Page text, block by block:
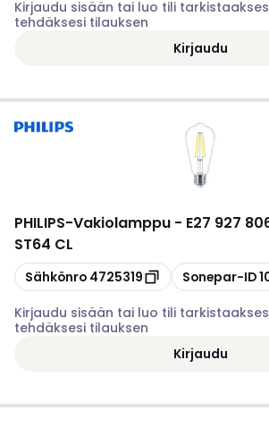
Kirjaudu sisään tai luo tili
tehdäksesi tilauksen
Kirjaudu
PHILIPS-Vakiolamppu - E27 927
ST64 CL
Kopioi
Sähkönro 4725319 Kopioi
Sonepar-ID
Kirjaudu sisään tai luo tili
tehdäksesi tilauksen
Kirjaudu